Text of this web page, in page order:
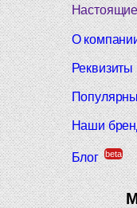
О
Реквизиты
Наши
Блог beta